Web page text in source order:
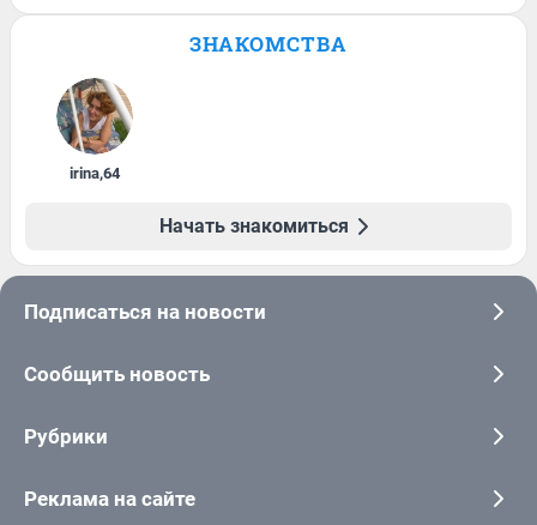
ЗНАКОМСТВА
irina,64
Начать знакомиться
Подписаться на новости
Сообщить новость
Рубрики
Реклама на сайте